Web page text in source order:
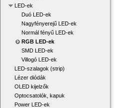
LED-ek
Duó LED-ek
Nagyfényerejű LED-ek
Normál fényű LED-ek
RGB LED-ek
SMD LED-ek
Villogó LED-ek
LED-szalagok (strip)
Lézer diódák
OLED kijelzők
Optocsatolók, kapuk
Power LED-ek